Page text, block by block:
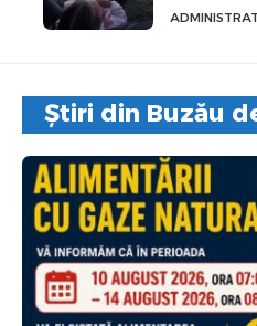
Știri din Buzău